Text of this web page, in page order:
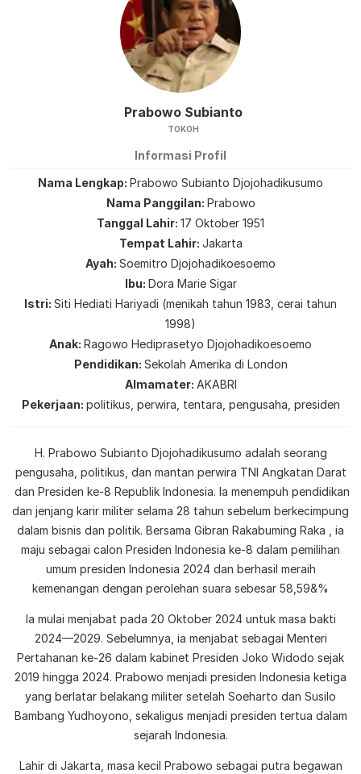
Prabowo Subianto
TOKOH
Informasi Profil
Nama Lengkap Prabowo Subianto Djojohadikusumo
Nama Panggilan Prabowo
Tanggal Lahir 17 Oktober 1951
Tempat Lahir Jakarta
Ayah Soemitro Djojohadikoesoemo
Ibu Dora Marie Sigar
Istri Siti Hediati Hariyadi (menikah tahun 1983, cerai tahun
1998)
Anak Ragowo Hediprasetyo Djojohadikoesoemo
Pendidikan Sekolah Amerika di London
Almamater AKABRI
Pekerjaan politikus, perwira, tentara, pengusaha, presiden
H. Prabowo Subianto Djojohadikusumo adalah seorang
pengusaha, politikus, dan mantan perwira TNI Angkatan Darat
dan Presiden ke-8 Republik Indonesia. Ia menempuh pendidikan
dan jenjang karir militer selama 28 tahun sebelum berkecimpung
dalam bisnis dan politik. Bersama Gibran Rakabuming Raka , ia
maju sebagai calon Presiden Indonesia ke-8 dalam pemilihan
umum presiden Indonesia 2024 dan berhasil meraih
kemenangan dengan perolehan suara sebesar 58,59&%
Ia mulai menjabat pada 20 Oktober 2024 untuk masa bakti
2024—2029. Sebelumnya, ia menjabat sebagai Menteri
Pertahanan ke-26 dalam kabinet Presiden Joko Widodo sejak
2019 hingga 2024. Prabowo menjadi presiden Indonesia ketiga
yang berlatar belakang militer setelah Soeharto dan Susilo
Bambang Yudhoyono, sekaligus menjadi presiden tertua dalam
sejarah Indonesia.
Lahir di Jakarta, masa kecil Prabowo sebagai putra begawan